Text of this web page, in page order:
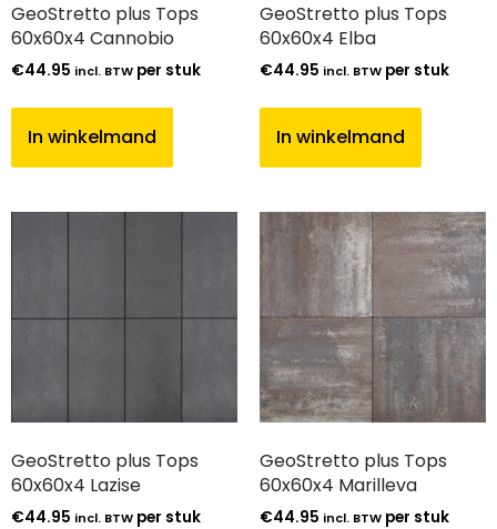
GeoStretto plus Tops
60x60x4 Cannobio
€44.95 incl. BTW per stuk
In winkelmand
GeoStretto plus Tops
60x60x4 Elba
€44.95 incl. BTW per stuk
In winkelmand
GeoStretto plus Tops
60x60x4 Lazise
€44.95 incl. BTW per stuk
GeoStretto plus Tops
60x60x4 Marilleva
€44.95 incl. BTW per stuk